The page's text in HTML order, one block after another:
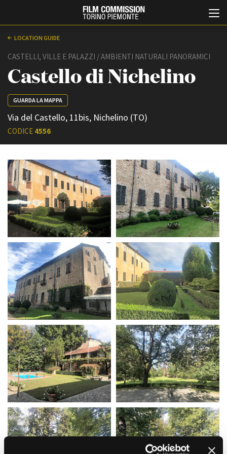
ABOUT
Chi siamo
Storia della Fondazione
Contatti
La sede
Partner
Rete regionale
Bilancio sociale
Amministrazione
trasparente
Bandi e gare
Sostenibilità ambientale
SERVIZI
Servizi generali
Location scouting
Spazi nella sede FCTP
Sala Casting
Sala Paolo Tenna
FILM FUNDS
Piemonte Film Tv Fund
Piemonte Film Tv
Development Fund
EVENTI, SPECIALI
Anteprime in Piemonte
TFI Torino Film Industry -
Production Days
Avenue Cove - Erasmus +
Guarda che storia!
La Grazia - Immagini e
location della Torino di Paolo
Sorrentino
Open Day
Ciak in TOur!
FESTIVAL, MARKETS,
AWARDS
International Film Festival
Rotterdam
Berlinale Internationalen
Filmfestspiele Berlin
Festival de Cannes
Biografilm Festival - Bio to B
Industry Days
Locarno Film Festival
Mostra Internazionale d’Arte
Cinematografica Venezia
Toronto International Film
LOCATION GUIDE
CASTELLI, VILLE E PALAZZI / AMBIENTI NATURALI PANORAMICI
Castello di Nichelino
GUARDA LA MAPPA
Via del Castello, 11bis, Nichelino (TO)
CODICE 4556